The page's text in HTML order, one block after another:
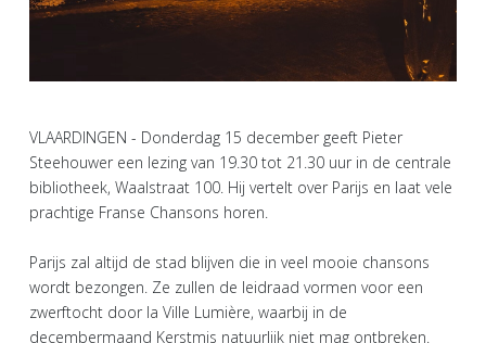
VLAARDINGEN - Donderdag 15 december geeft Pieter
Steehouwer een lezing van 19.30 tot 21.30 uur in de centrale
bibliotheek, Waalstraat 100. Hij vertelt over Parijs en laat vele
prachtige Franse Chansons horen.
Parijs zal altijd de stad blijven die in veel mooie chansons
wordt bezongen. Ze zullen de leidraad vormen voor een
zwerftocht door la Ville Lumière, waarbij in de
decembermaand Kerstmis natuurlijk niet mag ontbreken.